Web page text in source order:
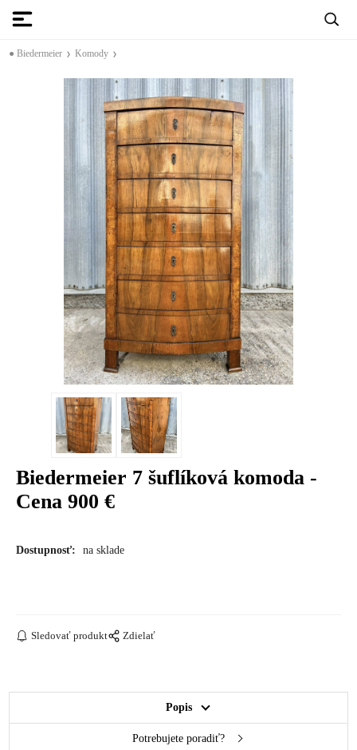
● Biedermeier Komody
Biedermeier 7 šuflíková komoda -
Cena 900 €
Dostupnosť: na sklade
Sledovať produkt Zdielať
Popis
Potrebujete poradiť?